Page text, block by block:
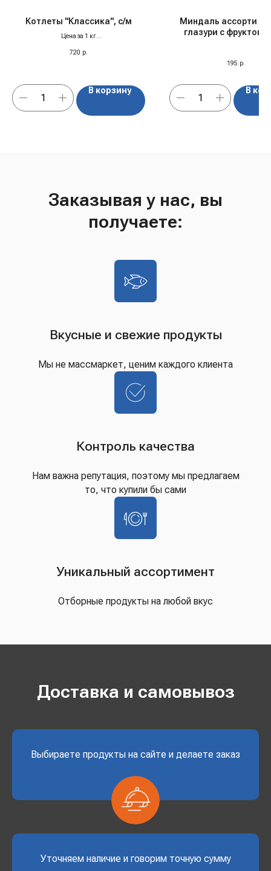
Котлеты "Классика", с/м
Цена за 1 кг
720 р.
В корзину
Миндаль ассорти в
глазури с
195 р.
В
Заказывая у нас, вы
получаете:
Вкусные и свежие продукты
Мы не массмаркет, ценим каждого клиента
Контроль качества
Нам важна репутация, поэтому мы предлагаем
то, что купили бы сами
Уникальный ассортимент
Отборные продукты на любой вкус
Доставка и самовывоз
Выбираете продукты на сайте и делаете заказ
Уточняем наличие и говорим точную сумму